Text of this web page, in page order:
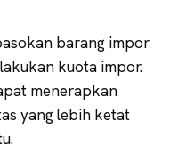
barang impor
kuota impor.
menerapkan
yang lebih ketat